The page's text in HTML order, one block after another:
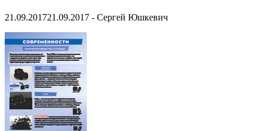
21.09.201721.09.2017 - Сергей Юшкевич